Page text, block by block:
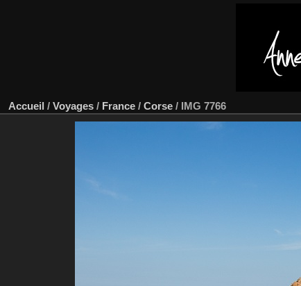
Accueil / Voyages / France / Corse / IMG 7766